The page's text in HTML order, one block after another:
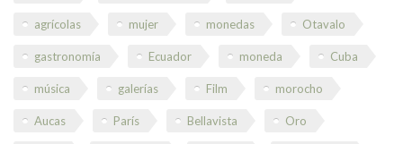
agrícolas mujer monedas Otavalo
gastronomía Ecuador moneda Cuba
música galerías Film morocho
Aucas París Bellavista Oro